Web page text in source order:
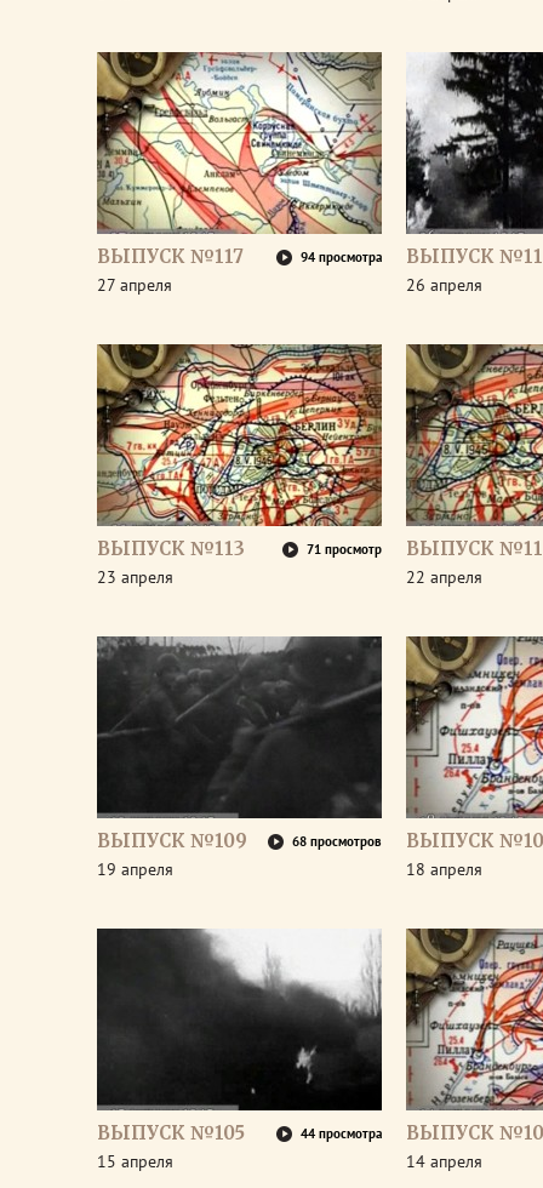
ВЫПУСК №117 94 просмотра
27 апреля
ВЫПУСК
26 апреля
ВЫПУСК №113 71 просмотр
23 апреля
ВЫПУСК
22 апреля
ВЫПУСК №109 68 просмотров
19 апреля
ВЫПУСК
18 апреля
ВЫПУСК №105 44 просмотра
15 апреля
ВЫПУСК
14 апреля